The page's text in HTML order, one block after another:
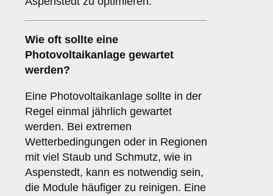
Wie oft sollte eine
Photovoltaikanlage gewartet
werden?
Eine Photovoltaikanlage sollte in der
Regel einmal jährlich gewartet
werden. Bei extremen
Wetterbedingungen oder in Regionen
mit viel Staub und Schmutz, wie in
Aspenstedt, kann es notwendig sein,
die Module häufiger zu reinigen. Eine